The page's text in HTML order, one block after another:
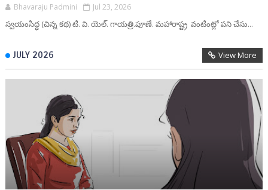
Bhavaraju Padmini Jul 23, 2026
స్వయంసిద్ధ (చిన్న కథ) టి. వి. యెల్. గాయత్రి.పూణే. మహారాష్ట్ర వంటింట్లో పని చేసు...
JULY 2026 View More